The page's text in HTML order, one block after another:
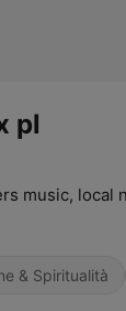
pl
music, local
& Spiritualità